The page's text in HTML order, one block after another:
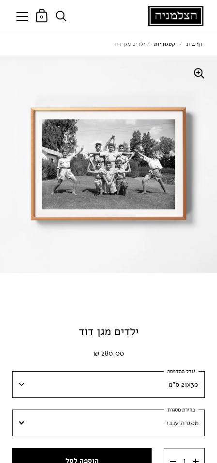
0
ילדים מגן דוד
280.00 ₪
21x30 ס"מ
21x30 ס"מ
30x42 ס״מ
40x60 ס״מ
מסגרת ענבר
הוספה לסל
דף בית / קטגוריות / ילדים מגן דוד